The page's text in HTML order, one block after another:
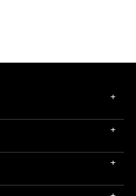
+
+
+